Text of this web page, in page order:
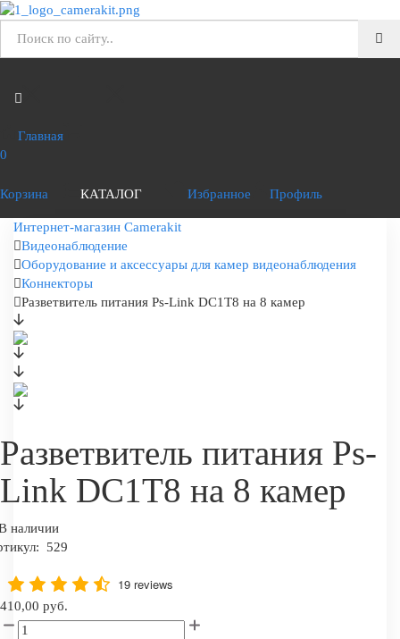
Главная
0
Корзина КАТАЛОГ Избранное Профиль
Интернет-магазин Camerakit
Видеонаблюдение
Оборудование и аксессуары для камер видеонаблюдения
Коннекторы
Разветвитель питания Ps-Link DC1T8 на 8 камер
Разветвитель питания Ps-
Link DC1T8 на 8 камер
наличии
529
19 reviews
410,00 руб.